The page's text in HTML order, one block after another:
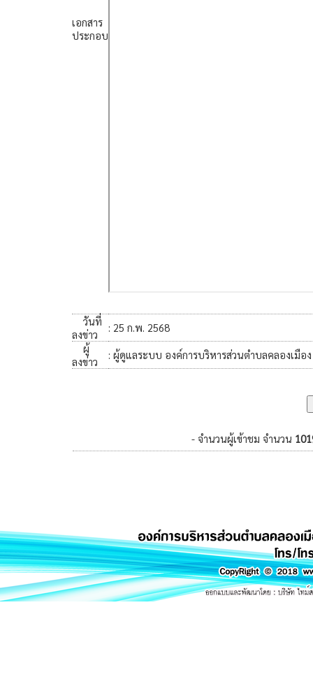
เอกสาร
ประกอบ
วันที่
ลงข่าว
: 25 ก.พ. 2568
ผู้
ลงข่าว
: ผู้ดูแลระบบ องค์การบริหารส่วนตำบลคลองเมือง
- จำนวนผู้เข้าชม จำนวน